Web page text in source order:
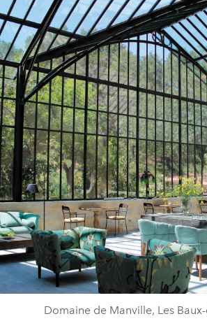
Domaine de Manville, Les